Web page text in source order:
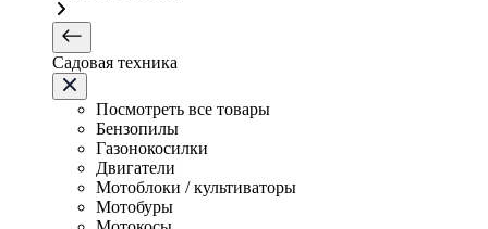
Садовая техника
Посмотреть все товары
Бензопилы
Газонокосилки
Двигатели
Мотоблоки / культиваторы
Мотобуры